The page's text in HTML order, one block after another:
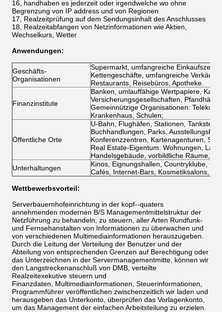
16, handhaben es jederzeit oder irgendwelche wo ohne
Begrenzung von IP address und von Regionen
17, Realzeitprüfung auf dem Sendungsinhalt des Anschlusses
18, Realzeitabfangen von Netzinformationen wie Aktien,
Wechselkurs, Wetter
Anwendungen:
Geschäfts-
Organisationen
Supermarkt, umfangreiche
Kettengeschäfte, umfangreiche
Restaurants, Reisebüros, Apotheke.
Finanzinstitute
Banken, umlauffähige Wertpapiere,
Versicherungsgesellschaften,
Gemeinnützige Organisationen:
Krankenhaus, Schulen;
Öffentliche Orte
U-Bahn, Flughäfen, Stationen,
Buchhandlungen, Parks,
Konferenzzentren, Kartenagenturen,
Real Estate-Eigentum: Wohnungen,
Handelsgebäude, vorbildliche Räume,
Unterhaltungen
Kinos, Eignungshallen, Countryklube,
Cafés, Internet-Bars, Kosmetiksalons,
Wettbewerbsvorteil:
Serverbauernhofeinrichtung in der kopf--quaters
annehmenden modernen B/S Managementmittelstruktur der
Netzführung zu behandeln, zu steuern, aller Arten Rundfunk-
und Fernsehanstalten von Informationen zu überwachen und
von verschiedenen Multimediainformationen herauszugeben.
Durch die Leitung der Verteilung der Benutzer und der
Abteilung von entsprechenden Grenzen auf Berechtigung oder
das Unterzeichnen in der Servermanagementmitte, können wir
den Langstreckenanschluß von DMB, verteilte
Realzeitexekutive steuern und
Finanzdaten, Multimediainformationen, Steuerinformationen,
Programmführer veröffentlichen zwischenzeitlich wir laden und
herausgeben das Unterkonto, überprüfen das Vorlagenkonto,
um das Management der einfachen Arbeitsteilung zu erzielen.